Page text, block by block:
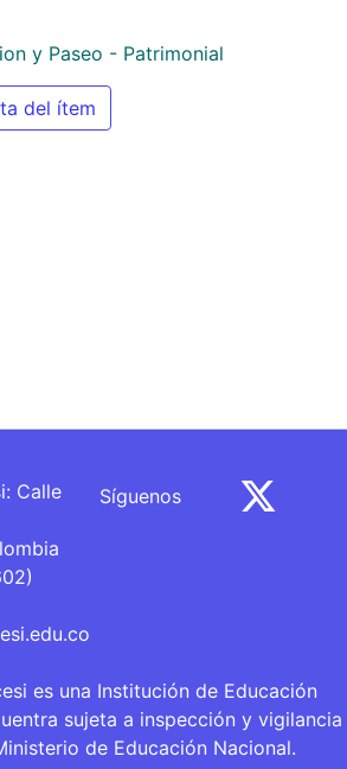
y Paseo - Patrimonial
del ítem
Calle
Síguenos
es una Institución de Educación
sujeta a inspección y vigilancia
de Educación Nacional.